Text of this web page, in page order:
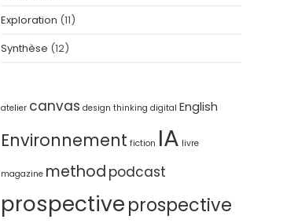
Exploration (11)
Synthèse (12)
atelier canvas design thinking digital English
Environnement fiction IA livre
magazine method podcast
prospectiveprospective